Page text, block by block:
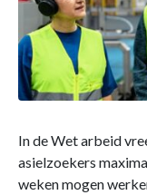
In de Wet arbeid
asielzoekers
weken mogen